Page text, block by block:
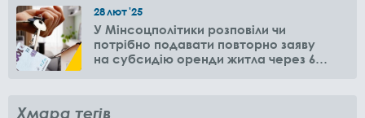
28лют'25
У Мінсоцполітики розповіли чи
потрібно подавати повторно заяву
на субсидію оренди житла через 6
Хмара тегів